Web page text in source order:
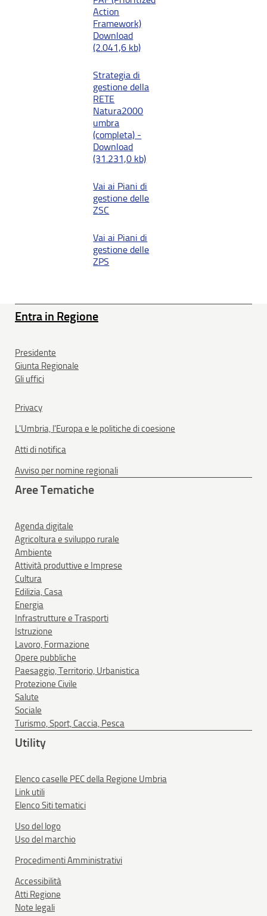
Action
Framework)
Download
(2.041,6 kb)
Strategia di
gestione della
RETE
Natura2000
umbra
(completa) -
Download
(31.231,0 kb)
Vai ai Piani di
gestione delle
ZSC
Vai ai Piani di
gestione delle
ZPS
Entra in Regione
Presidente
Giunta Regionale
Gli uffici
Privacy
L'Umbria, l'Europa e le politiche di coesione
Atti di notifica
Avviso per nomine regionali
Aree Tematiche
Agenda digitale
Agricoltura e sviluppo rurale
Ambiente
Attività produttive e Imprese
Cultura
Edilizia, Casa
Energia
Infrastrutture e Trasporti
Istruzione
Lavoro, Formazione
Opere pubbliche
Paesaggio, Territorio, Urbanistica
Protezione Civile
Salute
Sociale
Turismo, Sport, Caccia, Pesca
Utility
Elenco caselle PEC della Regione Umbria
Link utili
Elenco Siti tematici
Uso del logo
Uso del marchio
Procedimenti Amministrativi
Accessibilità
Atti Regione
Note legali